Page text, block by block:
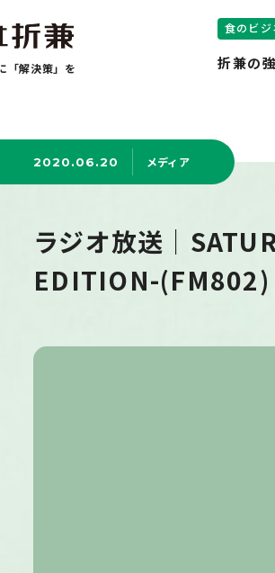
「解決策」を
食のビ
折兼の
2020.06.20 メディア
ラジオ放送｜
EDITION-(FM802)